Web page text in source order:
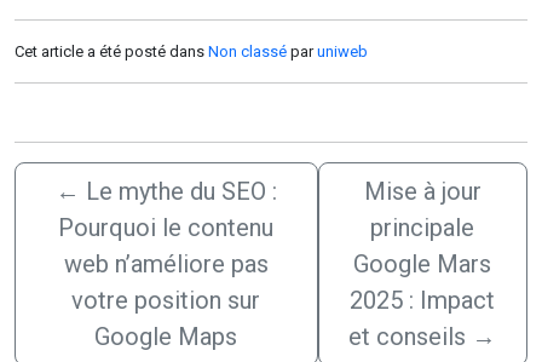
Cet article a été posté dans Non classé paruniweb
← Le mythe du SEO :
Pourquoi le contenu
web n’améliore pas
votre position sur
Google Maps
Mise à jour
principale
Google Mars
2025 : Impact
et conseils →